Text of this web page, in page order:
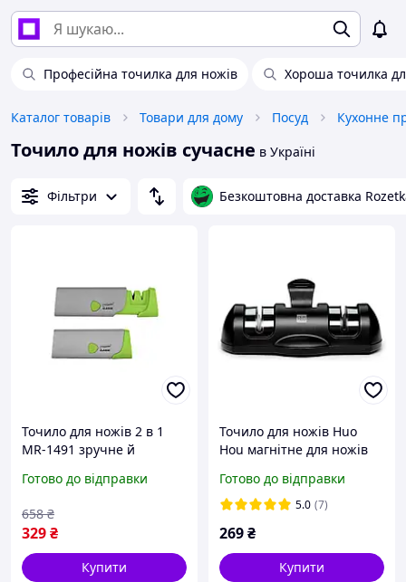
Професійна точилка для ножів Хороша точилка
Каталог товарів Товари для дому Посуд Кухонне
Точило для ножів сучасне в Україні
Фільтри Безкоштовна доставка
Точило для ножів 2 в 1
MR-1491 зручне й
заточування кухонних
дизайном
Готово до відправки
329₴
658 ₴
Купити
Точило для ножів Huo
Hou магнітне для ножів
Готово до відправки
5.0 (7)
269₴
Купити